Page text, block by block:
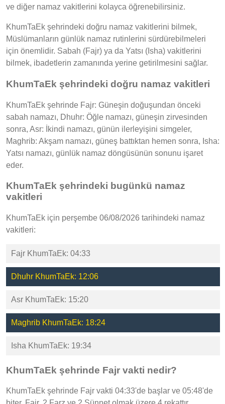
ve diğer namaz vakitlerini kolayca öğrenebilirsiniz.
KhumTaEk şehrindeki doğru namaz vakitlerini bilmek,
Müslümanların günlük namaz rutinlerini sürdürebilmeleri
için önemlidir. Sabah (Fajr) ya da Yatsı (Isha) vakitlerini
bilmek, ibadetlerin zamanında yerine getirilmesini sağlar.
KhumTaEk şehrindeki doğru namaz vakitleri
KhumTaEk şehrinde Fajr: Güneşin doğuşundan önceki
sabah namazı, Dhuhr: Öğle namazı, güneşin zirvesinden
sonra, Asr: İkindi namazı, günün ilerleyişini simgeler,
Maghrib: Akşam namazı, güneş battıktan hemen sonra, Isha:
Yatsı namazı, günlük namaz döngüsünün sonunu işaret
eder.
KhumTaEk şehrindeki bugünkü namaz
vakitleri
KhumTaEk için perşembe 06/08/2026 tarihindeki namaz
vakitleri:
Fajr KhumTaEk: 04:33
Dhuhr KhumTaEk: 12:06
Asr KhumTaEk: 15:20
Maghrib KhumTaEk: 18:24
Isha KhumTaEk: 19:34
KhumTaEk şehrinde Fajr vakti nedir?
KhumTaEk şehrinde Fajr vakti 04:33'de başlar ve 05:48'de